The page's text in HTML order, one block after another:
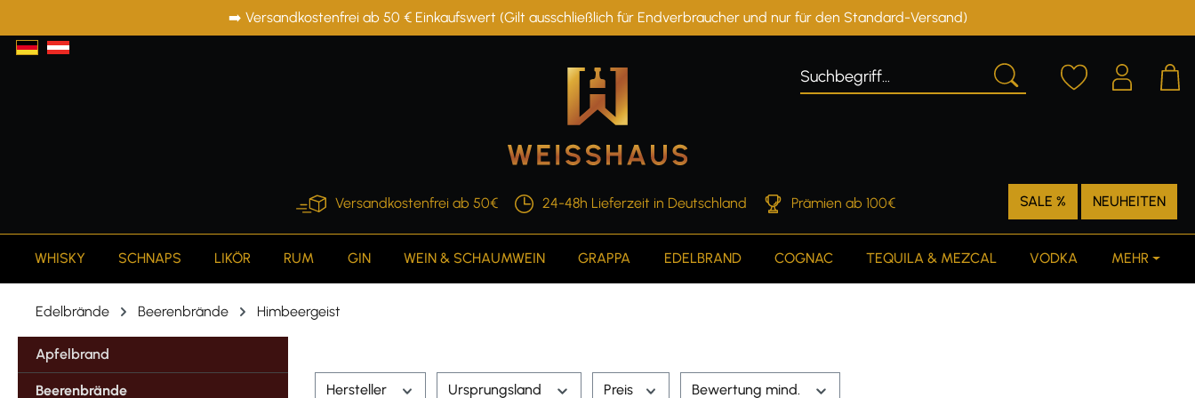
Zur Hauptnavigation springen➡️ Versandkostenfrei ab 50 € Einkaufswert (Gilt ausschließlich für Endverbraucher und nur für den Standard-Versand)
Versandkostenfrei ab 50€ 24-48h Lieferzeit in Deutschland Prämien ab 100€ SALE % NEUHEITEN
WHISKY SCHNAPS LIKÖR RUM GIN WEIN & SCHAUMWEIN GRAPPA EDELBRAND COGNAC TEQUILA & MEZCAL VODKA MEHR
Edelbrände Beerenbrände Himbeergeist
Apfelbrand
Beerenbrände Hersteller Ursprungsland Preis Bewertung mind.